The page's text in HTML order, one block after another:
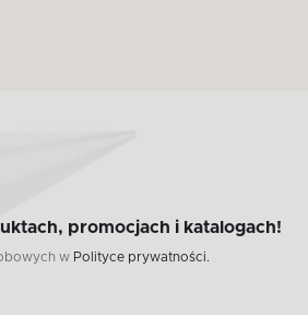
promocjach i katalogach!
w Polityce prywatności.